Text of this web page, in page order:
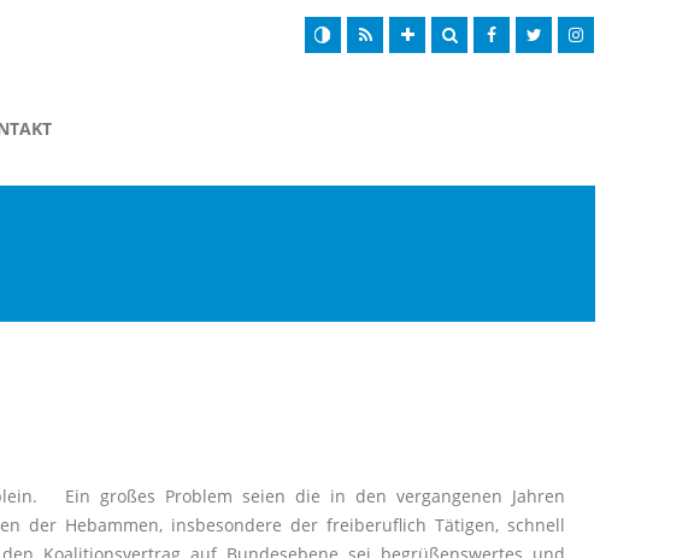
Ein großes Problem seien die in den vergangenen Jahren
der Hebammen, insbesondere der freiberuflich Tätigen, schnell